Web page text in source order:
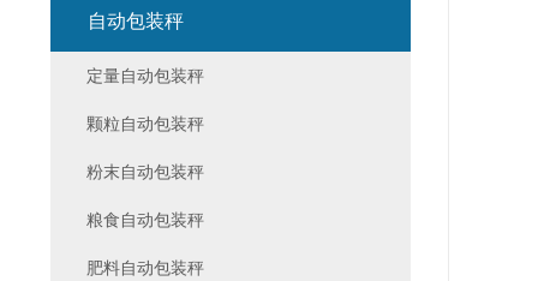
自动包装秤
定量自动包装秤
颗粒自动包装秤
粉末自动包装秤
粮食自动包装秤
肥料自动包装秤